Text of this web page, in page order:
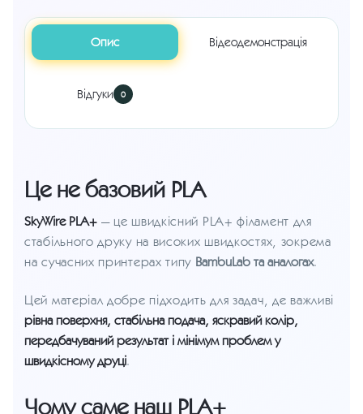
Опис Відеодемонстрація
Відгуки 0
Це не базовий PLA
SkyWire PLA+ — це швидкісний PLA+ філамент для
стабільного друку на високих швидкостях, зокрема
на сучасних принтерах типу BambuLab та аналогах.
Цей матеріал добре підходить для задач, де важливі
рівна поверхня, стабільна подача, яскравий колір,
передбачуваний результат і мінімум проблем у
швидкісному друці.
Чому саме наш PLA+